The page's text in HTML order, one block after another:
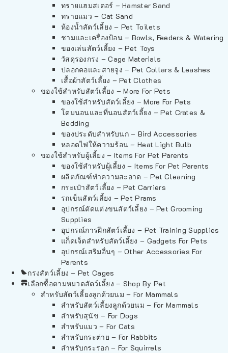
ทรายแฮมสเตอร์ – Hamster Sand
ทรายแมว – Cat Sand
ห้องน้ำสัตว์เลี้ยง – Pet Toilets
ชามและเครื่องป้อน – Bowls, Feeders & Watering
ของเล่นสัตว์เลี้ยง – Pet Toys
วัสดุรองกรง – Cage Materials
ปลอกคอและสายจูง – Pet Collars & Leashes
เสื้อผ้าสัตว์เลี้ยง – Pet Clothes
ของใช้สำหรับสัตว์เลี้ยง – More For Pets
ของใช้สำหรับสัตว์เลี้ยง – More For Pets
โดมนอนและที่นอนสัตว์เลี้ยง – Pet Crates &
Bedding
ของประดับสำหรับนก – Bird Accessories
หลอดไฟให้ความร้อน – Heat Light Bulb
ของใช้สำหรับผู้เลี้ยง – Items For Pet Parents
ของใช้สำหรับผู้เลี้ยง – Items For Pet Parents
ผลิตภัณฑ์ทำความสะอาด – Pet Cleaning
กระเป๋าสัตว์เลี้ยง – Pet Carriers
รถเข็นสัตว์เลี้ยง – Pet Prams
อุปกรณ์ตัดแต่งขนสัตว์เลี้ยง – Pet Grooming
Supplies
อุปกรณ์การฝึกสัตว์เลี้ยง – Pet Training Supplies
แก็ดเจ็ตสำหรับสัตว์เลี้ยง – Gadgets For Pets
อุปกรณ์เสริมอื่นๆ – Other Accessories For
Parents
กรงสัตว์เลี้ยง – Pet Cages
เลือกซื้อตามหมวดสัตว์เลี้ยง – Shop By Pet
สำหรับสัตว์เลี้ยงลูกด้วยนม – For Mammals
สำหรับสัตว์เลี้ยงลูกด้วยนม – For Mammals
สำหรับสุนัข – For Dogs
สำหรับแมว – For Cats
สำหรับกระต่าย – For Rabbits
สำหรับกระรอก – For Squirrels